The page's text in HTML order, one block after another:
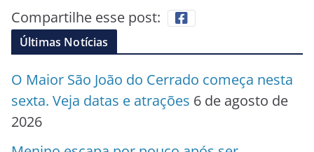
Compartilhe esse post:
Últimas Notícias
O Maior São João do Cerrado começa nesta
sexta. Veja datas e atrações 6 de agosto de
2026